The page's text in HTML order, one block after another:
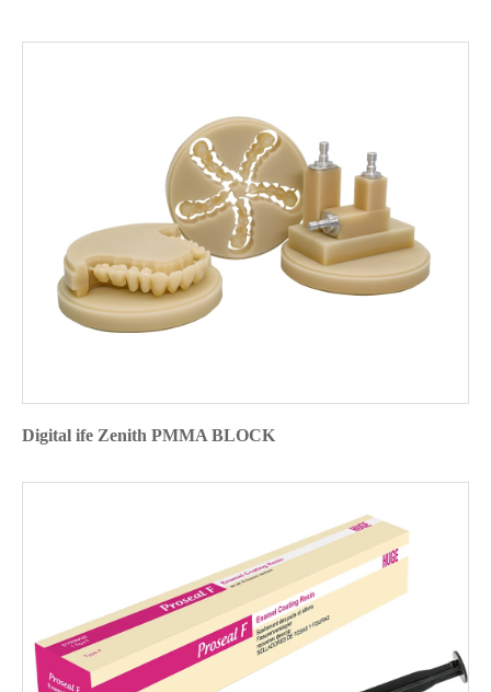
Digital ife Zenith PMMA BLOCK